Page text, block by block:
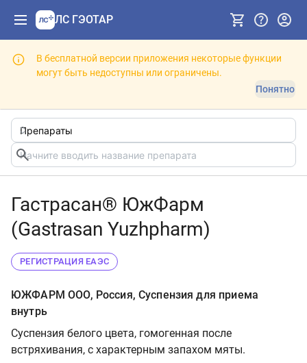
ЛС ГЭОТАР
В бесплатной версии приложения некоторые функции
могут быть недоступны или ограничены.
Понятно
Гастрасан® ЮжФарм
(Gastrasan Yuzhpharm)
РЕГИСТРАЦИЯ ЕАЭС
ЮЖФАРМ ООО, Россия, Суспензия для приема
внутрь
Суспензия белого цвета, гомогенная после
встряхивания, с характерным запахом мяты.